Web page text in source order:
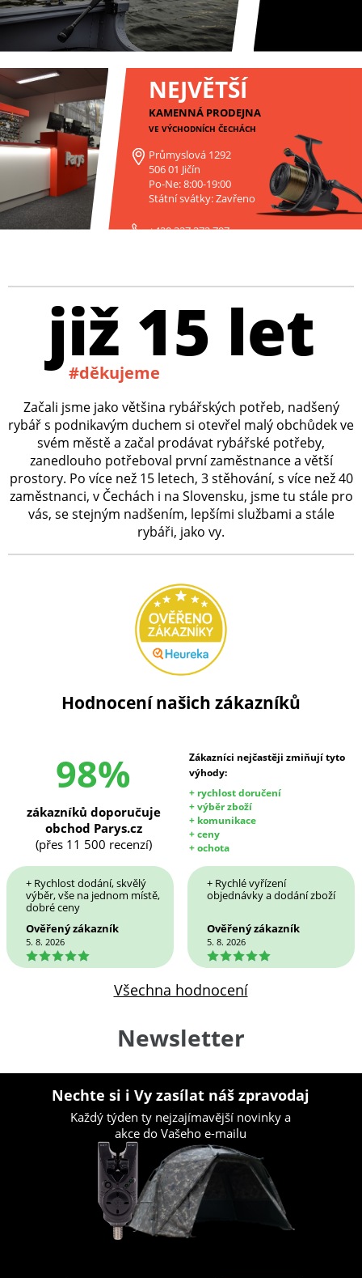
NEJVĚTŠÍ
KAMENNÁ PRODEJNA
VE VÝCHODNÍCH ČECHÁCH
Průmyslová 1292
506 01 Jičín
Po-Ne: 8:00-19:00
Státní svátky: Zavřeno
+420 227 272 797
již 15 let
#děkujeme
Začali jsme jako většina rybářských potřeb, nadšený
rybář s podnikavým duchem si otevřel malý obchůdek ve
svém městě a začal prodávat rybářské potřeby,
zanedlouho potřeboval první zaměstnance a větší
prostory. Po více než 15 letech, 3 stěhování, s více než 40
zaměstnanci, v Čechách i na Slovensku, jsme tu stále pro
vás, se stejným nadšením, lepšími službami a stále
rybáři, jako vy.
Hodnocení našich zákazníků
98%
Zákazníci nejčastěji zmiňují tyto
výhody:
+ rychlost doručení
+ výběr zboží
+ komunikace
+ ceny
+ ochota
zákazníků doporučuje
obchod Parys.cz
(přes 11 500 recenzí)
+ Rychlost dodání, skvělý
výběr, vše na jednom místě,
dobré ceny
Ověřený zákazník
5. 8. 2026
5
+ Rychlé vyřízení
objednávky a dodání zboží
Ověřený zákazník
5. 8. 2026
5
Všechna hodnocení
Newsletter
Nechte si i Vy zasílat náš zpravodaj
Každý týden ty nejzajímavější novinky a
akce do Vašeho e-mailu